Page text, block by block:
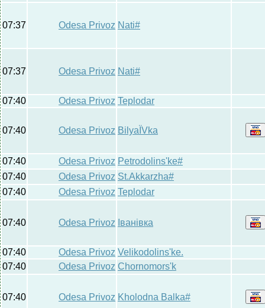
07:37 Odesa Privoz Nati#
07:37 Odesa Privoz Nati#
07:40 Odesa Privoz Teplodar
07:40 Odesa Privoz BilyaЇVka
07:40 Odesa Privoz Petrodolins'ke#
07:40
Odesa Privoz St.Akkarzha#
07:40
Odesa Privoz Teplodar
07:40 Odesa Privoz Іванівка
07:40 Odesa Privoz Velikodolins'ke.
07:40
Odesa Privoz Chornomors'k
07:40 Odesa Privoz Kholodna Balka#